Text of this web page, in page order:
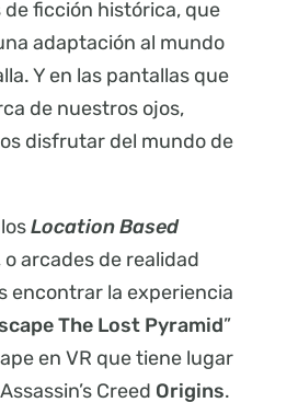
ficción histórica, que
adaptación al mundo
Y en las pantallas que
de nuestros ojos,
disfrutar del mundo de
Location Based
o arcades de realidad
encontrar la experiencia
The Lost Pyramid”
en VR que tiene lugar
Creed Origins.